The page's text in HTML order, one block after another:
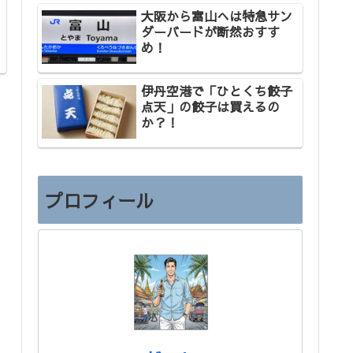
大阪から富山へは特急サン
ダーバードが断然おすす
め！
伊丹空港で「ひとくち餃子
点天」の餃子は買えるの
か？！
プロフィール